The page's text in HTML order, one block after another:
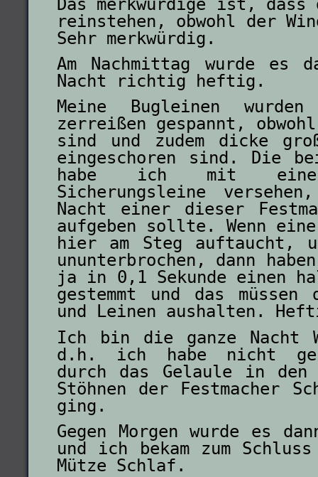
reinstehen, obwohl der
Sehr merkwürdig.
Am Nachmittag wurde
Nacht richtig heftig.
Meine Bugleinen
zerreißen gespannt,
sind und zudem dicke
eingeschoren sind. Die
habe ich mit
Sicherungsleine
Nacht einer dieser
aufgeben sollte. Wenn
hier am Steg auftaucht,
ununterbrochen, dann
ja in 0,1 Sekunde einen
gestemmt und das müssen
und Leinen aushalten.
Ich bin die ganze Nacht
d.h. ich habe nicht
durch das Gelaule in den
Stöhnen der Festmacher
ging.
Gegen Morgen wurde es
und ich bekam zum
Mütze Schlaf.